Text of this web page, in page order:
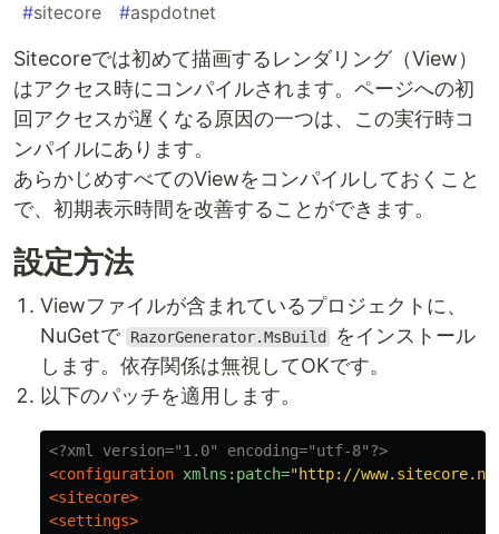
#sitecore #aspdotnet
Sitecoreでは初めて描画するレンダリング（View）
はアクセス時にコンパイルされます。ページへの初
回アクセスが遅くなる原因の一つは、この実行時コ
ンパイルにあります。
あらかじめすべてのViewをコンパイルしておくこと
で、初期表示時間を改善することができます。
設定方法
Viewファイルが含まれているプロジェクトに、
NuGetで RazorGenerator.MsBuild
をインストール
します。依存関係は無視してOKです。
以下のパッチを適用します。
<?xml version="1.0" encoding="utf-8"?>
<configuration xmlns:patch="http://
<sitecore>
<settings>